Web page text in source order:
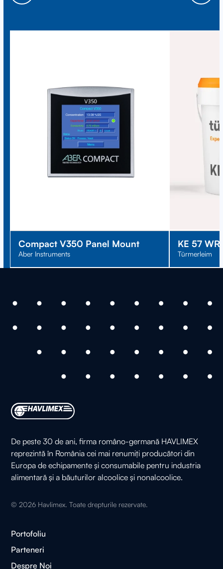
Compact V350 Panel Mount
Aber Instruments
KE 57
Türmerleim
De peste 30 de ani, firma româno-germană HAVLIMEX
reprezintă în România cei mai renumiți producători din
Europa de echipamente și consumabile pentru industria
alimentară și a băuturilor alcoolice și nonalcoolice.
©2026 Havlimex. Toate drepturile rezervate.
Portofoliu
Parteneri
Despre Noi